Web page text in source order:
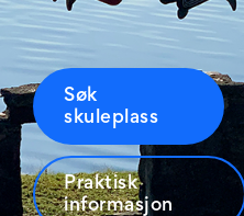
Søk
skuleplass
Praktisk
informasjon